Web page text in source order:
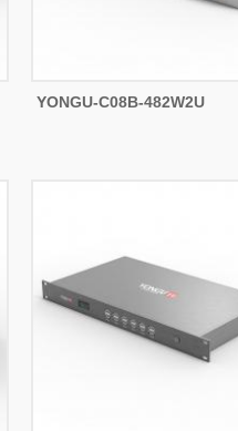
YONGU-C08B-482W2U